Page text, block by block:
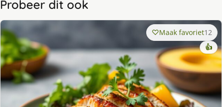
Probeer dit ook
Maak favoriet12
👍